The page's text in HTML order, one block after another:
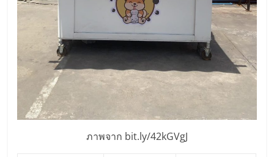
รวม
SME
แห่ง
ประเทศไทย,
ThaiSMEsCenter,
ธุรกิจ
ภาพจาก bit.ly/42kGVgJ